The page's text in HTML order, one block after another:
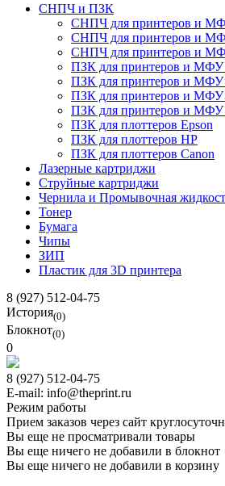
СНПЧ и ПЗК
СНПЧ для принтеров и
СНПЧ для принтеров и
СНПЧ для принтеров и
ПЗК для принтеров и МФУ
ПЗК для принтеров и МФУ
ПЗК для принтеров и МФУ
ПЗК для принтеров и МФУ
ПЗК для плоттеров Epson
ПЗК для плоттеров HP
ПЗК для плоттеров Canon
Лазерные картриджи
Струйные картриджи
Чернила и Промывочная
Тонер
Бумага
Чипы
ЗИП
Пластик для 3D принтера
8 (927) 512-04-75
История(0)
Блокнот(0)
0
8 (927) 512-04-75
E-mail: info@theprint.ru
Режим работы
Прием заказов через сайт
Вы еще не просматривали товары
Вы еще ничего не добавили в блокнот
Вы еще ничего не добавили в корзину